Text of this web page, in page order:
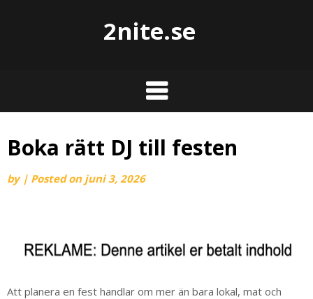
2nite.se
Boka rätt DJ till festen
by | Posted on juni 3, 2026
Att planera en fest handlar om mer än bara lokal, mat och